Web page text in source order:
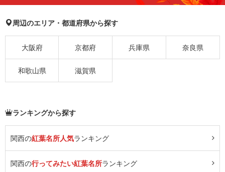
周辺のエリア・都道府県から探す
大阪府 京都府 兵庫県 奈良県
和歌山県 滋賀県
ランキングから探す
関西の紅葉名所人気ランキング
関西の行ってみたい紅葉名所ランキング